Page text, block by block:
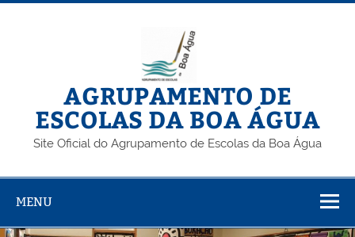
Skip
AGRUPAMENTO DE
ESCOLAS DA BOA ÁGUA
Site Oficial do Agrupamento de Escolas da Boa Água
MENU